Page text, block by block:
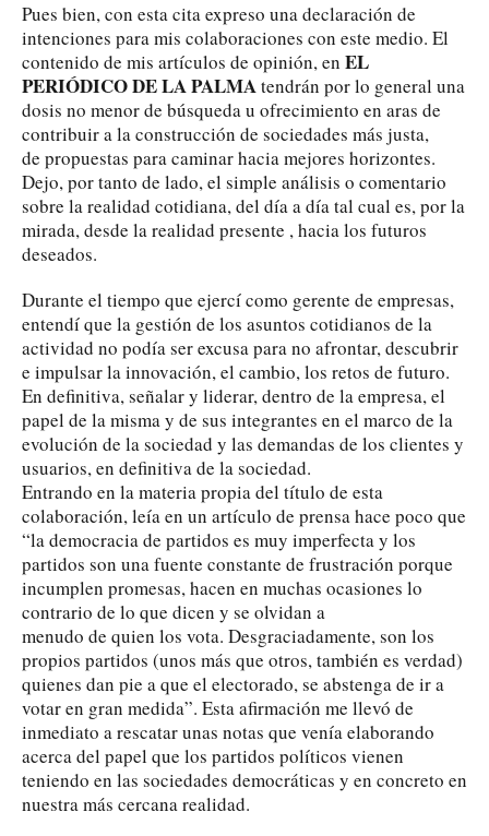
Pues bien, con esta cita expreso una declaración de
intenciones para mis colaboraciones con este medio. El
contenido de mis artículos de opinión, en EL
PERIÓDICO DE LA PALMAtendrán por lo general una
dosis no menor de búsqueda u ofrecimiento en aras de
contribuir a la construcción de sociedades más justa,
de propuestas para caminar hacia mejores horizontes.
Dejo, por tanto de lado, el simple análisis o comentario
sobre la realidad cotidiana, del día a día tal cual es, por la
mirada, desde la realidad presente , hacia los futuros
deseados.
Durante el tiempo que ejercí como gerente de empresas,
entendí que la gestión de los asuntos cotidianos de la
actividad no podía ser excusa para no afrontar, descubrir
e impulsar la innovación, el cambio, los retos de futuro.
En definitiva, señalar y liderar, dentro de la empresa, el
papel de la misma y de sus integrantes en el marco de la
evolución de la sociedad y las demandas de los clientes y
usuarios, en definitiva de la sociedad.
Entrando en la materia propia del título de esta
colaboración, leía en un artículo de prensa hace poco que
“la democracia de partidos es muy imperfecta y los
partidos son una fuente constante de frustración porque
incumplen promesas, hacen en muchas ocasiones lo
contrario de lo que dicen y se olvidan a
menudo de quien los vota. Desgraciadamente, son los
propios partidos (unos más que otros, también es verdad)
quienes dan pie a que el electorado, se abstenga de ir a
votar en gran medida”. Esta afirmación me llevó de
inmediato a rescatar unas notas que venía elaborando
acerca del papel que los partidos políticos vienen
teniendo en las sociedades democráticas y en concreto en
nuestra más cercana realidad.